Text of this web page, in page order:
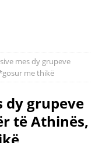
mes dy grupeve
me thikë
dy grupeve
të Athinës,